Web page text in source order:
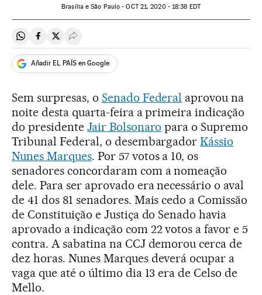
Brasília e São Paulo -OCT21, 2020 - 18:38 EDT
Compartir en Whatsapp
Compartir en Facebook
Compartir en Twitter
Desplegar Redes Sociales
Añadir EL PAÍS en Google
Sem surpresas, o Senado Federal aprovou na
noite desta quarta-feira a primeira indicação
do presidente Jair Bolsonaro para o Supremo
Tribunal Federal, o desembargadorKássio
Nunes Marques. Por 57 votos a 10, os
senadores concordaram com a nomeação
dele. Para ser aprovado era necessário o aval
de 41 dos 81 senadores. Mais cedo a Comissão
de Constituição e Justiça do Senado havia
aprovado a indicação com 22 votos a favor e 5
contra. A sabatina na CCJ demorou cerca de
dez horas. Nunes Marques deverá ocupar a
vaga que até o último dia 13 era de Celso de
Mello.